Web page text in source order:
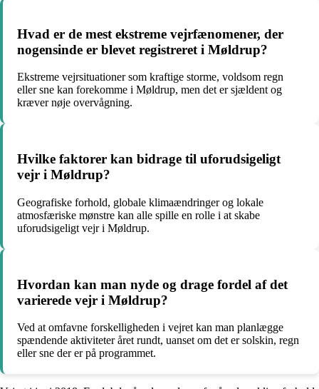
Hvad er de mest ekstreme vejrfænomener, der
nogensinde er blevet registreret i Møldrup?
Ekstreme vejrsituationer som kraftige storme, voldsom regn
eller sne kan forekomme i Møldrup, men det er sjældent og
kræver nøje overvågning.
Hvilke faktorer kan bidrage til uforudsigeligt
vejr i Møldrup?
Geografiske forhold, globale klimaændringer og lokale
atmosfæriske mønstre kan alle spille en rolle i at skabe
uforudsigeligt vejr i Møldrup.
Hvordan kan man nyde og drage fordel af det
varierede vejr i Møldrup?
Ved at omfavne forskelligheden i vejret kan man planlægge
spændende aktiviteter året rundt, uanset om det er solskin, regn
eller sne der er på programmet.